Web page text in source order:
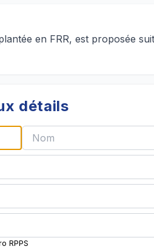
en FRR, est proposée
détails
RPPS